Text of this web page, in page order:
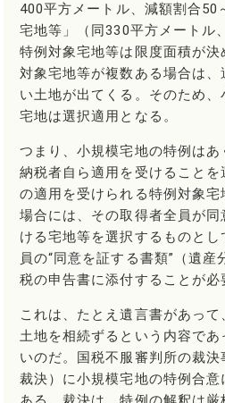
400平方メートル、減額割合50
宅地等」（同330平方メートル
特例対象宅地等は限度面積が決
対象宅地等が複数ある場合は
い土地が出てくる。そのため、
宅地は選択適用となる。
つまり、小規模宅地の特例はあ
納税者自ら適用を受けること
の適用を受けられる特例対象
場合には、その取得者全員が
ける宅地等を選択するものと
員の“同意を証する書類”（遺
税の申告書に添付することが必
これは、たとえ遺言書があっ
土地を相続ずるという内容で
いのだ。国税不服審判所の裁
裁決）に小規模宅地の特例合